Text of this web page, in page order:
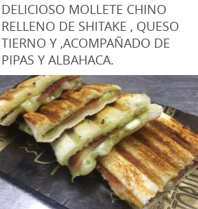
DELICIOSO MOLLETE CHINO
RELLENO DE SHITAKE , QUESO
TIERNO Y ,ACOMPAÑADO DE
PIPAS Y ALBAHACA.